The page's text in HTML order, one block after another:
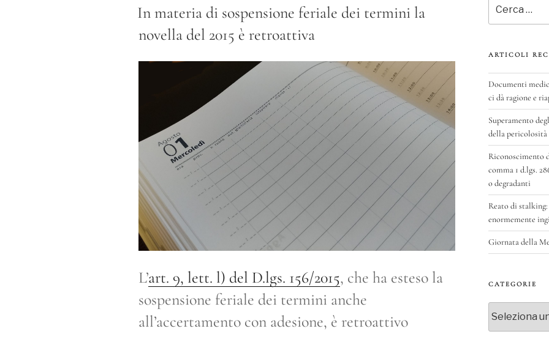
In materia di sospensione feriale dei termini la
novella del 2015 è retroattiva
L’art. 9, lett. l) del D.lgs. 156/2015, che ha esteso la
sospensione feriale dei termini anche
all’accertamento con adesione, è retroattivo
ARTICOLI
Documenti
ci dà ragione e
Superamento
della pericolosità
Riconoscimento
comma 1 d.lgs.
o degradanti
Reato di stalking:
enormemente
Giornata della
CATEGORIE